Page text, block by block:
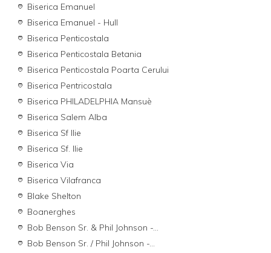
Biserica Emanuel
Biserica Emanuel - Hull
Biserica Penticostala
Biserica Penticostala Betania
Biserica Penticostala Poarta Cerului
Biserica Pentricostala
Biserica PHILADELPHIA Mansuè
Biserica Salem Alba
Biserica Sf Ilie
Biserica Sf. Ilie
Biserica Via
Biserica Vilafranca
Blake Shelton
Boanerghes
Bob Benson Sr. & Phil Johnson -...
Bob Benson Sr. / Phil Johnson -...